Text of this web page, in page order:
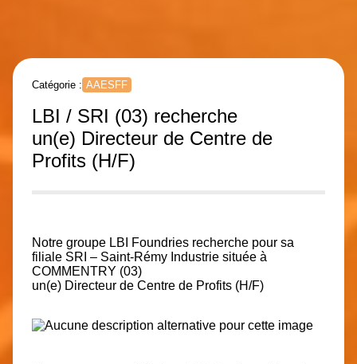
Catégorie : AAESFF
LBI / SRI (03) recherche
un(e) Directeur de Centre de
Profits (H/F)
Notre groupe LBI Foundries recherche pour sa
filiale SRI – Saint-Rémy Industrie située à
COMMENTRY (03)
un(e) Directeur de Centre de Profits (H/F)